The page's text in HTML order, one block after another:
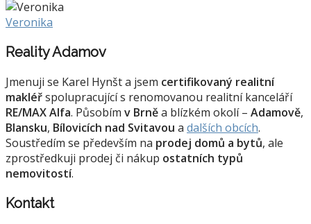
Veronika
Reality Adamov
Jmenuji se Karel Hynšt a jsem certifikovaný realitní
makléřspolupracující s renomovanou realitní kanceláří
RE/MAX Alfa. Působím v Brněa blízkém okolí – Adamově,
Blansku, Bílovicích nad Svitavou a dalších obcích.
Soustředím se především na prodej domů a bytů, ale
zprostředkuji prodej či nákup ostatních typů
nemovitostí.
Kontakt